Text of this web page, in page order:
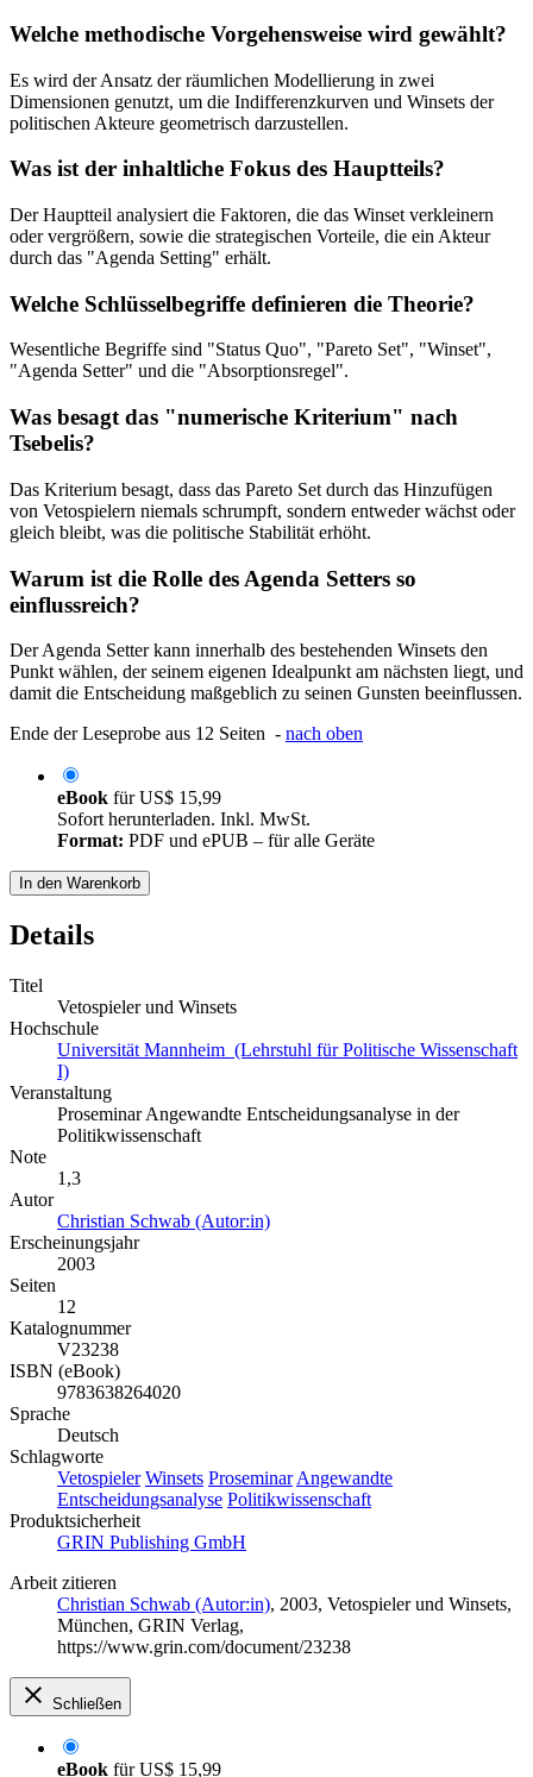
Welche methodische Vorgehensweise wird gewählt?
Es wird der Ansatz der räumlichen Modellierung in zwei
Dimensionen genutzt, um die Indifferenzkurven und Winsets der
politischen Akteure geometrisch darzustellen.
Was ist der inhaltliche Fokus des Hauptteils?
Der Hauptteil analysiert die Faktoren, die das Winset verkleinern
oder vergrößern, sowie die strategischen Vorteile, die ein Akteur
durch das "Agenda Setting" erhält.
Welche Schlüsselbegriffe definieren die Theorie?
Wesentliche Begriffe sind "Status Quo", "Pareto Set", "Winset",
"Agenda Setter" und die "Absorptionsregel".
Was besagt das "numerische Kriterium" nach
Tsebelis?
Das Kriterium besagt, dass das Pareto Set durch das Hinzufügen
von Vetospielern niemals schrumpft, sondern entweder wächst oder
gleich bleibt, was die politische Stabilität erhöht.
Warum ist die Rolle des Agenda Setters so
einflussreich?
Der Agenda Setter kann innerhalb des bestehenden Winsets den
Punkt wählen, der seinem eigenen Idealpunkt am nächsten liegt, und
damit die Entscheidung maßgeblich zu seinen Gunsten beeinflussen.
Ende der Leseprobe aus 12 Seiten - nach oben
eBook fürUS$ 15,99
Sofort herunterladen. Inkl. MwSt.
Format: PDF und ePUB – für alle Geräte
In den Warenkorb
Details
Titel
Vetospieler und Winsets
Hochschule
Universität Mannheim (Lehrstuhl für Politische Wissenschaft
I)
Veranstaltung
Proseminar Angewandte Entscheidungsanalyse in der
Politikwissenschaft
Note
1,3
Autor
Christian Schwab (Autor:in)
Erscheinungsjahr
2003
Seiten
12
Katalognummer
V23238
ISBN (eBook)
9783638264020
Sprache
Deutsch
Schlagworte
Vetospieler Winsets Proseminar Angewandte
Entscheidungsanalyse Politikwissenschaft
Produktsicherheit
GRIN Publishing GmbH
Arbeit zitieren
Christian Schwab (Autor:in), 2003, Vetospieler und Winsets,
München, GRIN Verlag,
https://www.grin.com/document/23238
Schließen
eBook fürUS$ 15,99